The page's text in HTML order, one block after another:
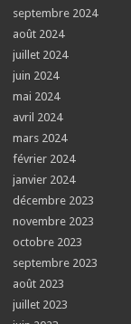
septembre 2024
août 2024
juillet 2024
juin 2024
mai 2024
avril 2024
mars 2024
février 2024
janvier 2024
décembre 2023
novembre 2023
octobre 2023
septembre 2023
août 2023
juillet 2023